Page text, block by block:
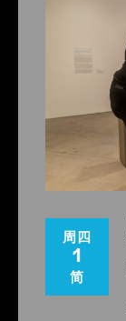
周四
1
简